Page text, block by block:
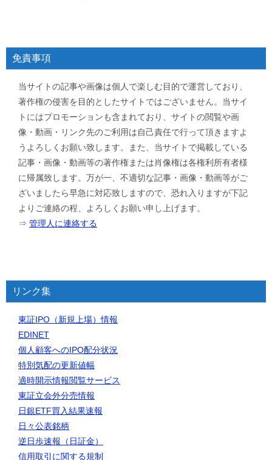
免責事項
当サイトの記事や画像は個人で楽しむ目的で運営しており、
著作権の侵害を目的としたサイトではございません。当サイ
トにはプロモーションも含まれており、サイトの閲覧や画
像・動画・リンク先のご利用は自己責任で行って頂きますよ
うよろしくお願い致します。また、当サイトで掲載している
記事・画像・動画等の著作権または肖像権は各権利所有者様
に帰属致します。万が一、不適切な記事・画像・動画等がご
ざいましたら早急に対応致しますので、恐れ入りますが下記
よりご連絡の程、よろしくお願い申し上げます。
⇒ 管理人に連絡する
リンク集
東証IPO（新規上場）情報
EDINET
個人顧客へのIPO配分状況
特別気配の更新値幅
適時開示情報閲覧サービス
東証立会外分売情報
日銀ETF買入結果速報
日々公表銘柄
逆日歩速報（日証金）
信用取引に関する規制